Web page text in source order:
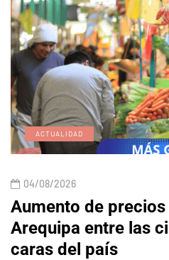
ACTUALIDAD
04/08/2026
Aumento de
Arequipa entre las
caras del país